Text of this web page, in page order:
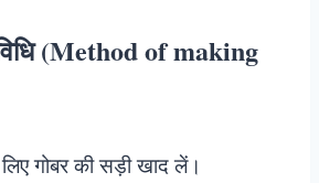
(Method of making
गोबर की सड़ी खाद लें।